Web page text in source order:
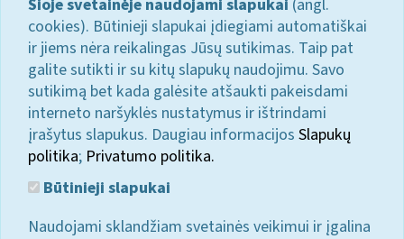
Šioje svetainėje naudojami slapukai (angl.
cookies). Būtinieji slapukai įdiegiami automatiškai
ir jiems nėra reikalingas Jūsų sutikimas. Taip pat
galite sutikti ir su kitų slapukų naudojimu. Savo
sutikimą bet kada galėsite atšaukti pakeisdami
interneto naršyklės nustatymus ir ištrindami
įrašytus slapukus. Daugiau informacijos Slapukų
politika; Privatumo politika.
Būtinieji slapukai
Naudojami sklandžiam svetainės veikimui ir įgalina